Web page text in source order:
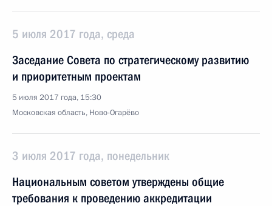
5 июля 2017 года, среда
Заседание Совета по стратегическому развитию
и приоритетным проектам
5 июля 2017 года, 15:30
Московская область, Ново-Огарёво
3 июля 2017 года, понедельник
Национальным советом утверждены общие
требования к проведению аккредитации